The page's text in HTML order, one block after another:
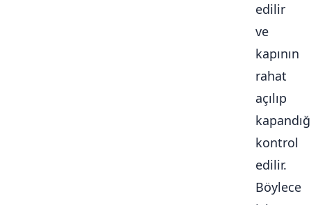
edilir
ve
kapının
rahat
açılıp
kontrol
edilir.
Böylece